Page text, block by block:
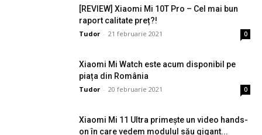
[REVIEW] Xiaomi Mi 10T Pro – Cel mai bun
raport calitate preț?!
Tudor - 21 februarie 2021 0
Xiaomi Mi Watch este acum disponibil pe
piața din România
Tudor - 20 februarie 2021 0
Xiaomi Mi 11 Ultra primește un video hands-
on în care vedem modulul său gigant...